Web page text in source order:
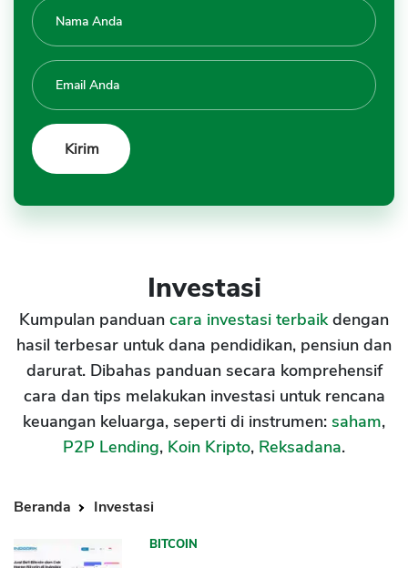
Investasi
Kumpulan panduan cara investasi terbaikdengan
hasil terbesar untuk dana pendidikan, pensiun dan
darurat. Dibahas panduan secara komprehensif
cara dan tips melakukan investasi untuk rencana
keuangan keluarga, seperti di instrumen: saham,
P2P Lending, Koin Kripto, Reksadana.
Beranda Investasi
BITCOIN